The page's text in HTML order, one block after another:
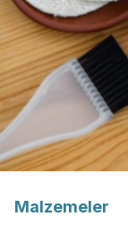
Malzemeler